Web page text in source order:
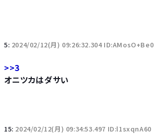
5: 2024/02/12(月) 09:26:32.304 ID:AMosO+Be0
>>3
オニツカはダサい
15: 2024/02/12(月) 09:34:53.497 ID:l1sxqnA60